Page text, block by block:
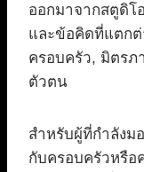
ออกมาจากสตูดิโ
และข้อคิดที่แตกต่
ครอบครัว, มิตร
ตัวตน
สำหรับผู้ที่กำลังม
กับครอบครัวหรือ